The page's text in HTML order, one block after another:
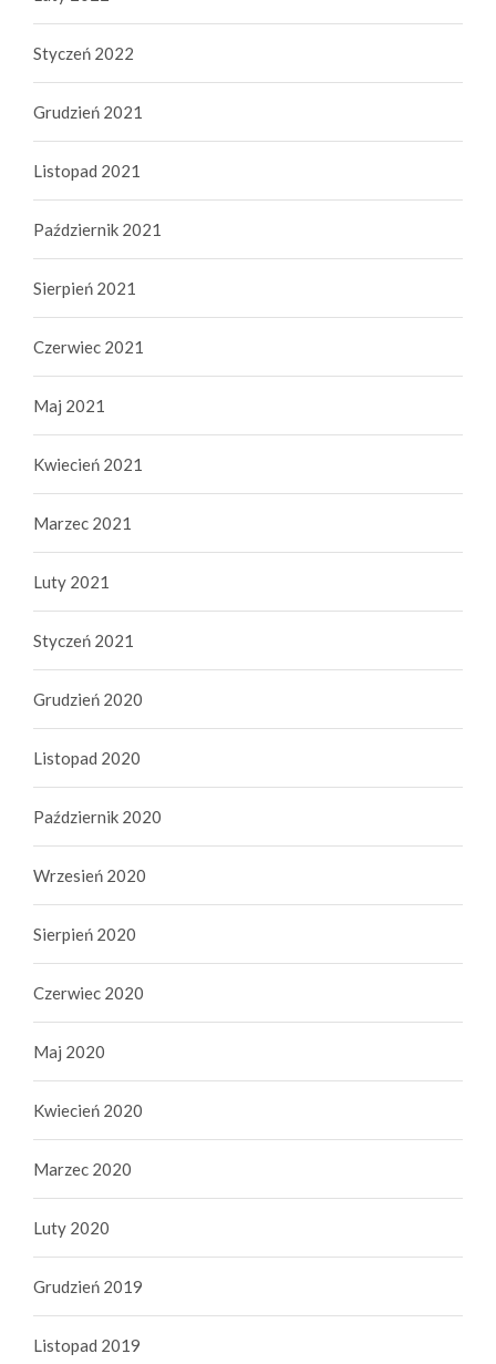
Styczeń 2022
Grudzień 2021
Listopad 2021
Październik 2021
Sierpień 2021
Czerwiec 2021
Maj 2021
Kwiecień 2021
Marzec 2021
Luty 2021
Styczeń 2021
Grudzień 2020
Listopad 2020
Październik 2020
Wrzesień 2020
Sierpień 2020
Czerwiec 2020
Maj 2020
Kwiecień 2020
Marzec 2020
Luty 2020
Grudzień 2019
Listopad 2019